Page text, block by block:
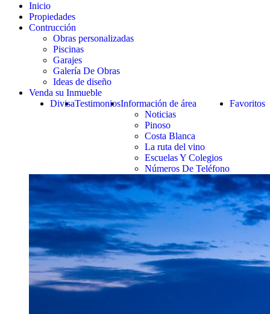
Inicio
Propiedades
Contrucción
Obras personalizadas
Piscinas
Garajes
Galería De Obras
Ideas de diseño
Venda su Inmueble
Favoritos
Información de área
Noticias
Pinoso
Costa Blanca
La ruta del vino
Escuelas Y Colegios
Números De Teléfono
Testimonios
Divisa